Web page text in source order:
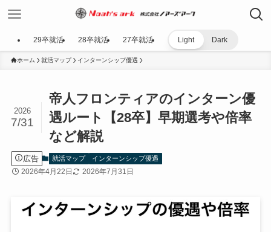
29卒就活 28卒就活 27卒就活 Light Dark
ホーム 就活マップ インターンシップ優遇
帝人フロンティアのインターン優
遇ルート【28卒】早期選考や倍率
など解説
2026
7/31
広告 就活マップ インターンシップ優遇
2026年4月22日 2026年7月31日